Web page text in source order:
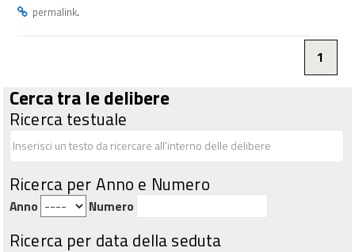
permalink.
1
Cerca tra le delibere
Ricerca testuale
Ricerca per Anno e Numero
Anno Numero
Ricerca per data della seduta